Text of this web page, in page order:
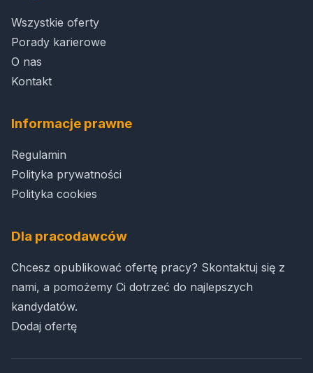
Wszystkie oferty
Porady karierowe
O nas
Kontakt
Informacje prawne
Regulamin
Polityka prywatności
Polityka cookies
Dla pracodawców
Chcesz opublikować ofertę pracy? Skontaktuj się z
nami, a pomożemy Ci dotrzeć do najlepszych
kandydatów.
Dodaj ofertę